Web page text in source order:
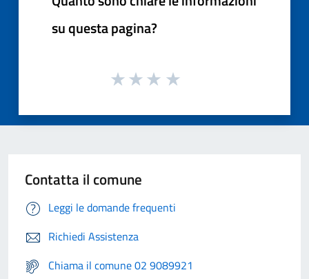
su questa pagina?
Contatta il comune
Leggi le domande frequenti
Richiedi Assistenza
Chiama il comune 02 9089921